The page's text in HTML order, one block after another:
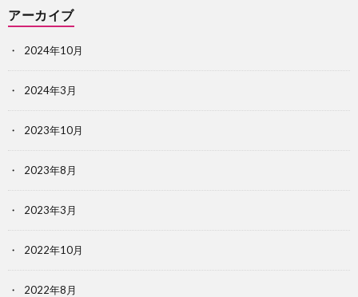
アーカイブ
2024年10月
2024年3月
2023年10月
2023年8月
2023年3月
2022年10月
2022年8月